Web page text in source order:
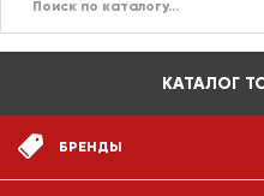
КАТАЛОГ
БРЕНДЫ